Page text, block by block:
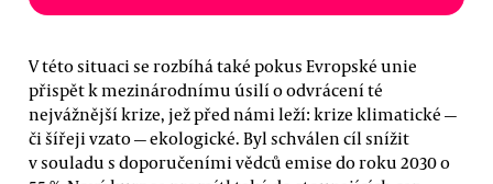
V této situaci se rozbíhá také pokus Evropské unie
přispět k mezinárodnímu úsilí o odvrácení té
nejvážnější krize, jež před námi leží: krize klimatické —
či šířeji vzato — ekologické. Byl schválen cíl snížit
v souladu s doporučeními vědců emise do roku 2030 o